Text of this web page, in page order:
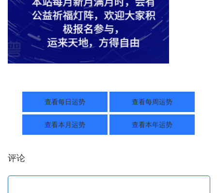
查看每日运势 查看每周运势
查看本月运势 查看本年运势
评论